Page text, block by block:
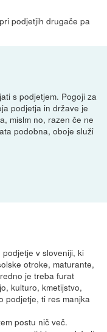
podjetjih drugače pa
s podjetjem. Pogoji za
podjetja in države je
mislm no, razen če ne
podobna, oboje služi
v sloveniji, ki
otroke, maturante,
je treba furat
kulturo, kmetijstvo,
podjetje, ti res manjka
postu nič več.